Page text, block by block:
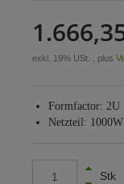
exkl. 19% USt. , plus
Formfactor: 2U
Netzteil:
Stk